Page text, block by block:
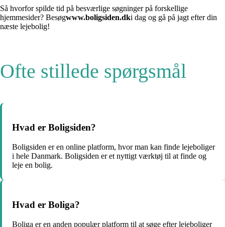
Så hvorfor spilde tid på besværlige søgninger på forskellige
hjemmesider? Besøgwww.boligsiden.dki dag og gå på jagt efter din
næste lejebolig!
Ofte stillede spørgsmål
Hvad er Boligsiden?
Boligsiden er en online platform, hvor man kan finde lejeboliger
i hele Danmark. Boligsiden er et nyttigt værktøj til at finde og
leje en bolig.
Hvad er Boliga?
Boliga er en anden populær platform til at søge efter lejeboliger